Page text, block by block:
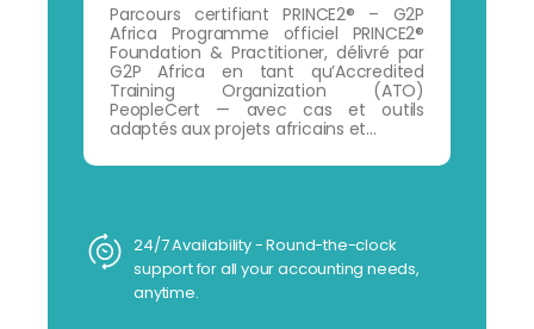
Parcours certifiant PRINCE2® – G2P
Africa Programme officiel PRINCE2®
Foundation & Practitioner, délivré par
G2P Africa en tant qu’Accredited
Training Organization (ATO)
PeopleCert — avec cas et outils
adaptés aux projets africains et...
24/7 Availability - Round-the-clock
support for all your accounting needs,
anytime.